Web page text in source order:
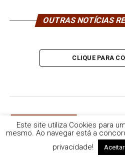
OUTRAS NOTÍCIAS
CLIQUE PARA
E que tal um Sunset
Começam já no dia
Este site utiliza Cookies para
mesmo. Ao navegar está a
privacidade!
Aceitar